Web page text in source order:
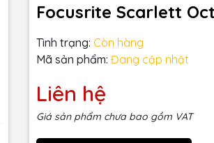
Focusrite Scarlett
Tình trạng: Còn hàng
Mã sản phẩm: Đang cập nhật
Liên hệ
Giá sản phẩm chưa bao gồm VAT